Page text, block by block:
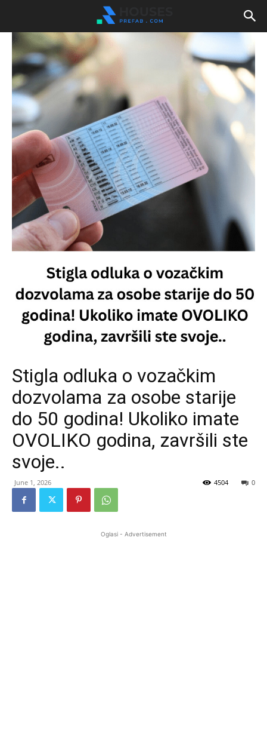
Stigla odluka o vozačkim
dozvolama za osobe starije
do 50 godina! Ukoliko imate
OVOLIKO godina, završili ste
svoje..
June 1, 2026 0
4504
Oglasi - Advertisement